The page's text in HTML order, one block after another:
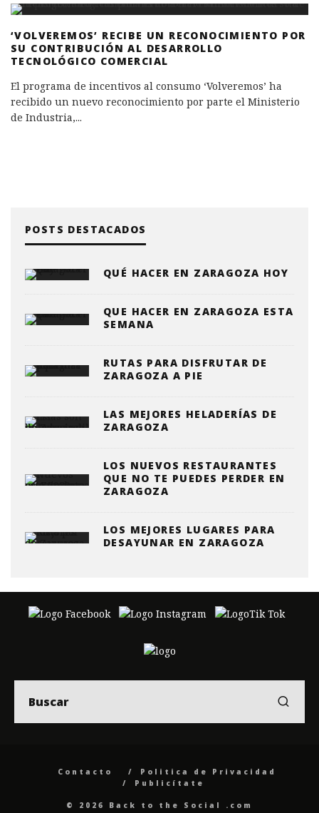
‘VOLVEREMOS’ RECIBE UN RECONOCIMIENTO POR
SU CONTRIBUCIÓN AL DESARROLLO
TECNOLÓGICO COMERCIAL
El programa de incentivos al consumo ‘Volveremos’ ha
recibido un nuevo reconocimiento por parte el Ministerio
de Industria,...
POSTS DESTACADOS
QUÉ HACER EN ZARAGOZA HOY
QUE HACER EN ZARAGOZA ESTA
SEMANA
RUTAS PARA DISFRUTAR DE
ZARAGOZA A PIE
LAS MEJORES HELADERÍAS DE
ZARAGOZA
LOS NUEVOS RESTAURANTES
QUE NO TE PUEDES PERDER EN
ZARAGOZA
LOS MEJORES LUGARES PARA
DESAYUNAR EN ZARAGOZA
Contacto
Politica de Privacidad
Publicítate
© 2026 Back to the Social .com